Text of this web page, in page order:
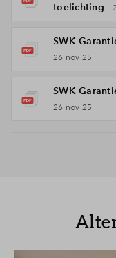
toelichting
SWK
26 nov 25
SWK
26 nov 25